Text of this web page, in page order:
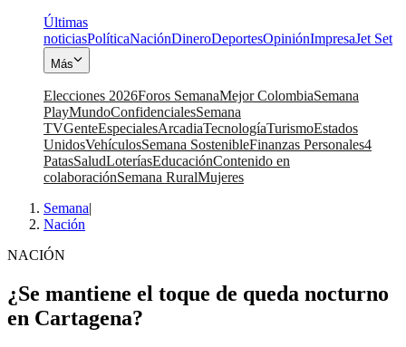
Últimas
noticiasPolíticaNaciónDineroDeportesOpiniónImpresaJet Set
Más
Elecciones 2026Foros SemanaMejor ColombiaSemana
PlayMundoConfidencialesSemana
TVGenteEspecialesArcadiaTecnologíaTurismoEstados
UnidosVehículosSemana SostenibleFinanzas Personales4
PatasSaludLoteríasEducaciónContenido en
colaboraciónSemana RuralMujeres
Semana|
Nación
NACIÓN
¿Se mantiene el toque de queda nocturno
en Cartagena?